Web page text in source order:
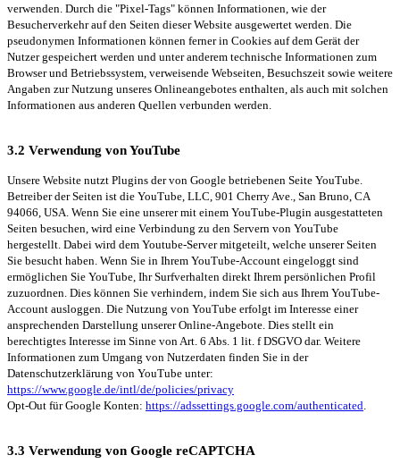
verwenden. Durch die "Pixel-Tags" können Informationen, wie der
Besucherverkehr auf den Seiten dieser Website ausgewertet werden. Die
pseudonymen Informationen können ferner in Cookies auf dem Gerät der
Nutzer gespeichert werden und unter anderem technische Informationen zum
Browser und Betriebssystem, verweisende Webseiten, Besuchszeit sowie weitere
Angaben zur Nutzung unseres Onlineangebotes enthalten, als auch mit solchen
Informationen aus anderen Quellen verbunden werden.
3.2 Verwendung von YouTube
Unsere Website nutzt Plugins der von Google betriebenen Seite YouTube.
Betreiber der Seiten ist die YouTube, LLC, 901 Cherry Ave., San Bruno, CA
94066, USA. Wenn Sie eine unserer mit einem YouTube-Plugin ausgestatteten
Seiten besuchen, wird eine Verbindung zu den Servern von YouTube
hergestellt. Dabei wird dem Youtube-Server mitgeteilt, welche unserer Seiten
Sie besucht haben. Wenn Sie in Ihrem YouTube-Account eingeloggt sind
ermöglichen Sie YouTube, Ihr Surfverhalten direkt Ihrem persönlichen Profil
zuzuordnen. Dies können Sie verhindern, indem Sie sich aus Ihrem YouTube-
Account ausloggen. Die Nutzung von YouTube erfolgt im Interesse einer
ansprechenden Darstellung unserer Online-Angebote. Dies stellt ein
berechtigtes Interesse im Sinne von Art. 6 Abs. 1 lit. f DSGVO dar. Weitere
Informationen zum Umgang von Nutzerdaten finden Sie in der
Datenschutzerklärung von YouTube unter:
https://www.google.de/intl/de/policies/privacy
Opt-Out für Google Konten: https://adssettings.google.com/authenticated.
3.3 Verwendung von Google reCAPTCHA